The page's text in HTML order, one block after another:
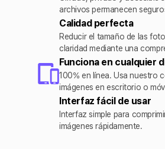
archivos permanecen
Calidad perfecta
Reducir el tamaño de las
claridad mediante una
Funciona en cualquier
100% en línea. Usa nuestro
imágenes en escritorio o
Interfaz fácil de usar
Interfaz simple para
imágenes rápidamente.